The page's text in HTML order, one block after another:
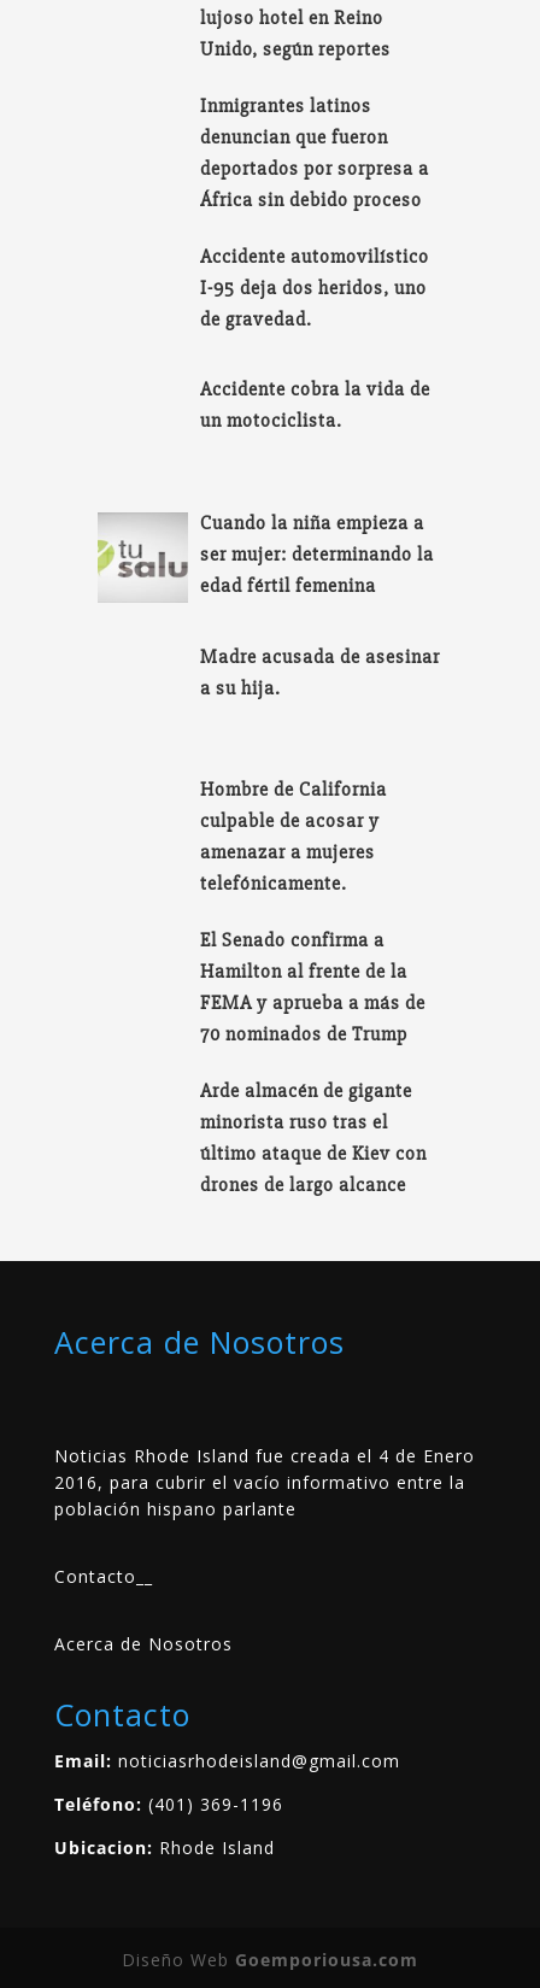
lujoso hotel en Reino
Unido, según reportes
Inmigrantes latinos
denuncian que fueron
deportados por sorpresa a
África sin debido proceso
Accidente automovilístico
I-95 deja dos heridos, uno
de gravedad.
Accidente cobra la vida de
un motociclista.
Cuando la niña empieza a
ser mujer: determinando la
edad fértil femenina
Madre acusada de asesinar
a su hija.
Hombre de California
culpable de acosar y
amenazar a mujeres
telefónicamente.
El Senado confirma a
Hamilton al frente de la
FEMA y aprueba a más de
70 nominados de Trump
Arde almacén de gigante
minorista ruso tras el
último ataque de Kiev con
drones de largo alcance
Acerca de Nosotros
Noticias Rhode Island fue creada el 4 de Enero
2016, para cubrir el vacío informativo entre la
población hispano parlante
Contacto
Acerca de Nosotros
Contacto
Email: noticiasrhodeisland@gmail.com
Teléfono: (401) 369-1196
Ubicacion: Rhode Island
Diseño Web Goemporiousa.com